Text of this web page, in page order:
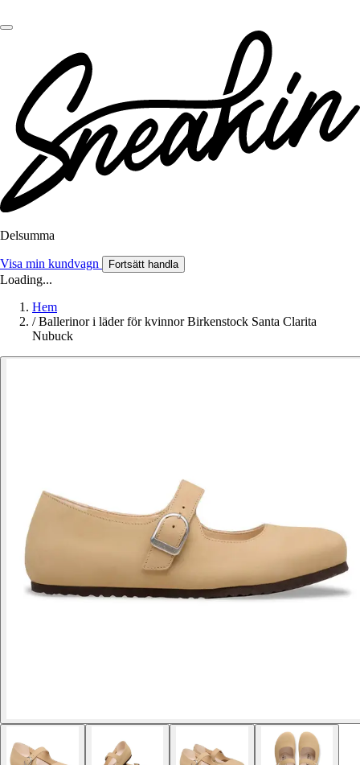
Delsumma
Visa min kundvagn Fortsätt handla
Loading...
Hem
/ Ballerinor i läder för kvinnor Birkenstock Santa Clarita
Nubuck